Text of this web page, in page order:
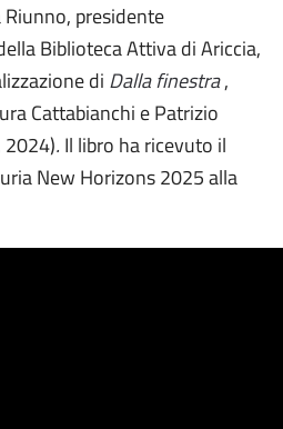
Riunno, presidente
Biblioteca Attiva di Ariccia,
di Dalla finestra,
Cattabianchi e Patrizio
2024). Il libro ha ricevuto il
New Horizons 2025 alla